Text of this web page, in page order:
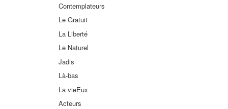
Contemplateurs
Le Gratuit
La Liberté
Le Naturel
Jadis
Là-bas
La vieEux
Acteurs